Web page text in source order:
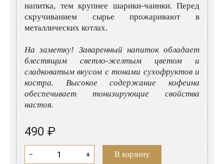
напитка, тем крупнее шарики-чаинки. Перед
скручиванием сырье прожаривают в
металлических котлах.
На заметку! Заваренный напиток обладает
блестящим светло-желтым цветом и
сладковатым вкусом с тонами сухофруктов и
костра. Высокое содержание кофеина
обеспечивает тонизирующие свойства
настоя.
490 ₽
− + В корзину